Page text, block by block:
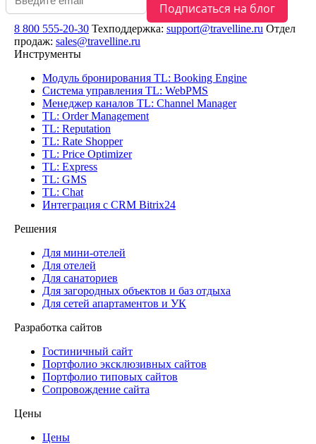
8 800 555-20-30 Техподдержка: support@travelline.ru Отдел
продаж: sales@travelline.ru
Инструменты
Модуль бронирования TL: Booking Engine
Система управления TL: WebPMS
Менеджер каналов TL: Channel Manager
TL: Order Management
TL: Reputation
TL: Rate Shopper
TL: Price Optimizer
TL: Express
TL: GMS
TL: Chat
Интеграция с CRM Bitrix24
Решения
Для мини-отелей
Для отелей
Для санаториев
Для загородных объектов и баз отдыха
Для сетей апартаментов и УК
Разработка сайтов
Гостиничный сайт
Портфолио эксклюзивных сайтов
Портфолио типовых сайтов
Сопровождение сайта
Цены
Цены